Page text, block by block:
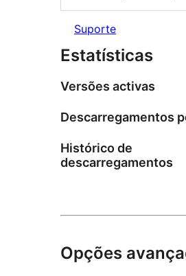
Suporte
Estatísticas
Versões activas
Descarregamentos
Histórico de
descarregamentos
Opções